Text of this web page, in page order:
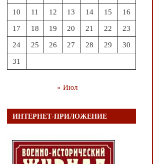
10 11 12 13 14 15 16
17 18 19 20 21 22 23
24 25 26 27 28 29 30
31
« Июл
ИНТЕРНЕТ-ПРИЛОЖЕНИЕ